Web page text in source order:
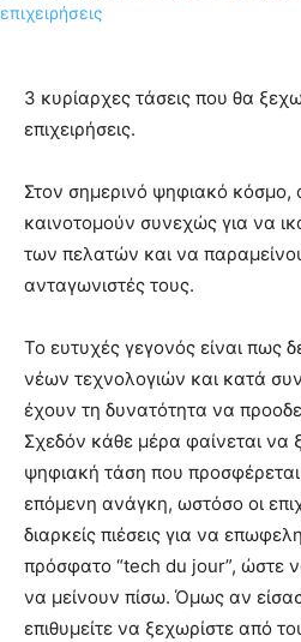
3 κυρίαρχες τάσεις που θα
επιχειρήσεις.
Στον σημερινό ψηφιακό κόσμο,
καινοτομούν συνεχώς για να
των πελατών και να
ανταγωνιστές τους.
Το ευτυχές γεγονός είναι πως
νέων τεχνολογιών και κατά
έχουν τη δυνατότητα να
Σχεδόν κάθε μέρα φαίνεται να
ψηφιακή τάση που
επόμενη ανάγκη, ωστόσο οι
διαρκείς πιέσεις για να
πρόσφατο “tech du jour”, ώστε
να μείνουν πίσω. Όμως αν
επιθυμείτε να ξεχωρίστε από